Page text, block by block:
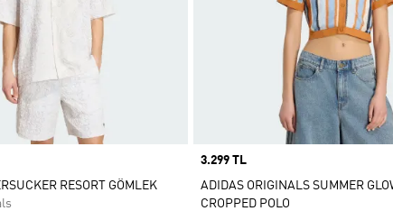
RESORT GÖMLEK
Price
3.299 TL
ADIDAS ORIGINALS SUMMER
CROPPED POLO